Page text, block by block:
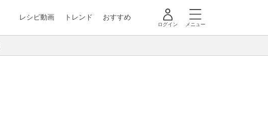
レシピ動画 トレンド おすすめ
ログイン メニュー